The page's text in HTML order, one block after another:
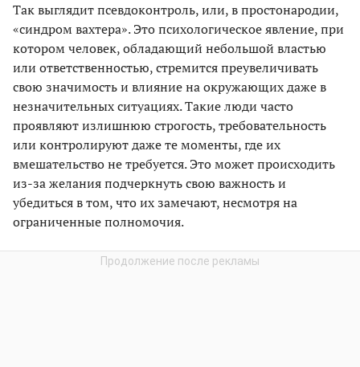
Так выглядит псевдоконтроль, или, в простонародии,
«синдром вахтера». Это психологическое явление, при
котором человек, обладающий небольшой властью
или ответственностью, стремится преувеличивать
свою значимость и влияние на окружающих даже в
незначительных ситуациях. Такие люди часто
проявляют излишнюю строгость, требовательность
или контролируют даже те моменты, где их
вмешательство не требуется. Это может происходить
из-за желания подчеркнуть свою важность и
убедиться в том, что их замечают, несмотря на
ограниченные полномочия.